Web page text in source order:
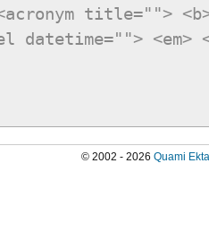
title="">
datetime="">
© 2002 - 2026 Quami